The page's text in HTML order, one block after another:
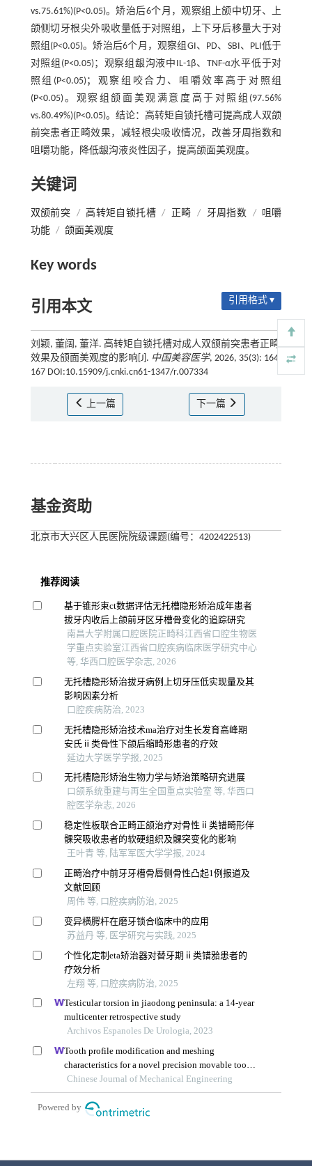
vs.75.61%)(P<0.05)。矫治后6个月，观察组上颌中切牙、上
颌侧切牙根尖外吸收量低于对照组，上下牙后移量大于对
照组(P<0.05)。矫治后6个月，观察组GI、PD、SBI、PLI低于
对照组(P<0.05)；观察组龈沟液中IL-1β、TNF-α水平低于对
照组(P<0.05)；观察组咬合力、咀嚼效率高于对照组
(P<0.05)。观察组颌面美观满意度高于对照组(97.56%
vs.80.49%)(P<0.05)。结论：高转矩自锁托槽可提高成人双颌
前突患者正畸效果，减轻根尖吸收情况，改善牙周指数和
咀嚼功能，降低龈沟液炎性因子，提高颌面美观度。
关键词
双颌前突 / 高转矩自锁托槽 / 正畸 / 牙周指数 /
咀嚼
功能 / 颌面美观度
Key words
引用本文 引用格式 ▾
刘颖, 董阔, 董洋. 高转矩自锁托槽对成人双颌前突患者正畸
效果及颌面美观度的影响[J]. 中国美容医学, 2026, 35(3): 164-
167 DOI:10.15909/j.cnki.cn61-1347/r.007334
上一篇 下一篇
基金资助
北京市大兴区人民医院院级课题(编号：4202422513)